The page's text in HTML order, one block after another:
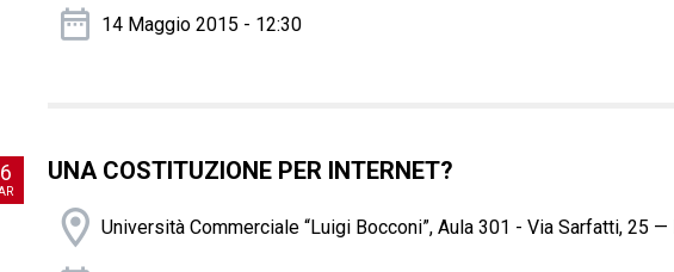
14 Maggio 2015 - 12:30
UNA COSTITUZIONE PER INTERNET?
Università Commerciale “Luigi Bocconi”, Aula 301 - Via Sarfatti, 25